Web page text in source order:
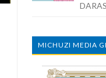
MICHUZI MEDIA